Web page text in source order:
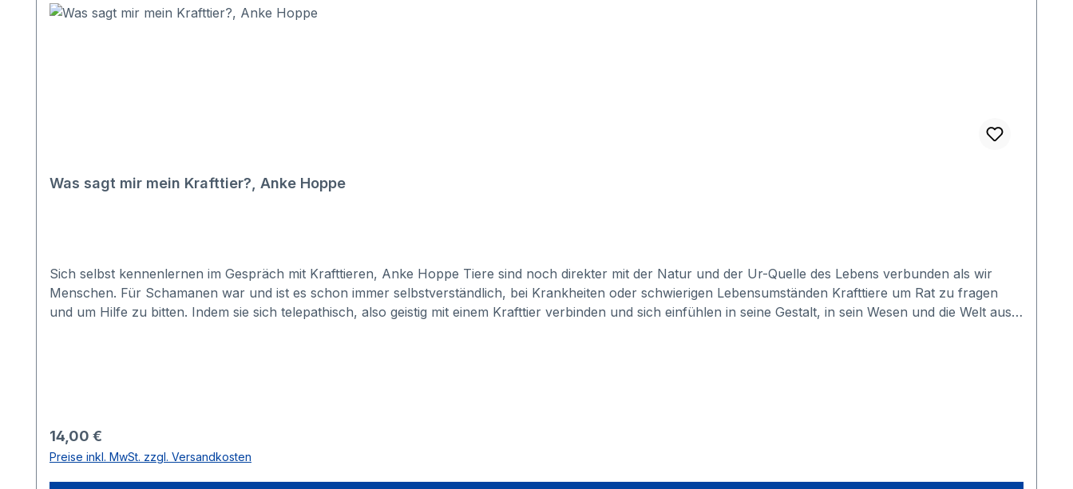
Was sagt mir mein Krafttier?, Anke Hoppe
Sich selbst kennenlernen im Gespräch mit Krafttieren, Anke Hoppe Tiere sind noch direkter mit der Natur und der Ur-Quelle des Lebens verbunden als wir
Menschen. Für Schamanen war und ist es schon immer selbstverständlich, bei Krankheiten oder schwierigen Lebensumständen Krafttiere um Rat zu fragen
und um Hilfe zu bitten. Indem sie sich telepathisch, also geistig mit einem Krafttier verbinden und sich einfühlen in seine Gestalt, in sein Wesen und die Welt aus
zu können.Es ist immer wieder erstaunlich aber dann doch nachvollziehbar, was für Erkenntnisse mir die Kommunikation mit geistigen Krafttieren eröffnet. Der
Verstand mit seinem Urteilsvermögen, seinen starken Gewohnheitsmustern, Erwartungen und auch Ängsten hindert enorm daran, das reine und wirkliche Ich
zu erreichen.In den Aussagen der Tiere über Charakterzüge, Verhaltensweisen, den Umgang mit alltäglichen Problemen, Schwierigkeiten und Ähnlichem, kann
ich mein wahres Seelenleben spüren und erforschen, erkenne den Sinn mancher Hindernisse auf meinem Lebensweg und bekomme Hinweise für
Regulärer Preis:
14,00 €
Preise inkl. MwSt. zzgl. Versandkosten